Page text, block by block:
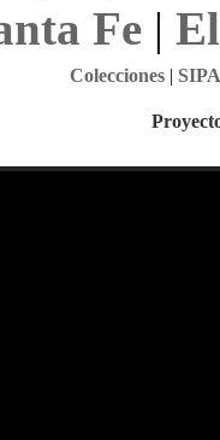
Fe|
Colecciones|